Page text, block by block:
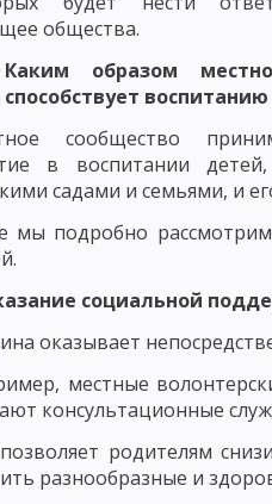
И ДЕМОНСТРИРОВАНИЕ
ПРАКТИЧЕСКИЕ РАБОТЫ,
РАБОТА
ИГРОВЫЕ МЕТОДЫ
КОНКРЕТНОЙ СИТУАЦИИ
СТОЛА В ОБУЧЕНИИ
МЕТОДЫ ОБУЧЕНИЯ
ТИПЫ И СТРУКТУРА
КОНТРОЛЬ КАК
общества.
Каким образом
способствует
сообщество
в воспитании
садами и семьями, и
мы подробно рассмотрим
социальной
оказывает
местные
консультационные
родителям
разнообразные и